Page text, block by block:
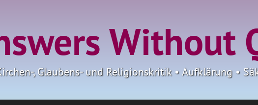
Without
, Glaubens- und Religionskritik • Aufklärung •